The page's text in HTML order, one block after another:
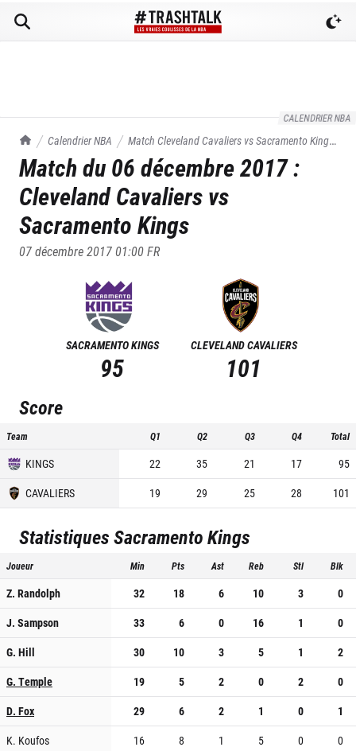
CALENDRIER NBA
TrashTalk Actu NBA
Calendrier NBA Match Cleveland Cavaliers vsSacramento Kings
du 06/12/2017
Match du 06 décembre 2017:
Cleveland Cavaliers vs
Sacramento Kings
07 décembre 2017 01:00FR
SACRAMENTO KINGS
95
CLEVELAND CAVALIERS
101
Score
Team Q1 Q2 Q3 Q4 Total
KINGS 22 35 21 17
95
CAVALIERS
19 29 25 28 101
StatistiquesSacramento Kings
Joueur Min Pts Ast Reb Stl Blk
Z. Randolph 32 18 6 10 3
0
J. Sampson
33 6 0 16 1
0
G. Hill
30 10 3 5 1
2
G. Temple
19 5 2 0 2
0
D. Fox
29 6 2 1 0
1
K. Koufos
16 8 1 5 0
0